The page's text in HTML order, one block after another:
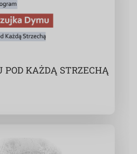
POD KAŻDĄ STRZECHĄ